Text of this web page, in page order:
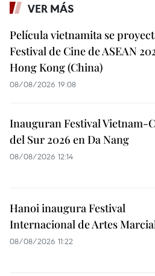
VER MÁS
Película vietnamita se
Festival de Cine de ASEAN
Hong Kong (China)
08/08/2026 19:08
Inauguran Festival Vietnam-
del Sur 2026 en Da Nang
08/08/2026 12:14
Hanoi inaugura Festival
Internacional de Artes
08/08/2026 11:22